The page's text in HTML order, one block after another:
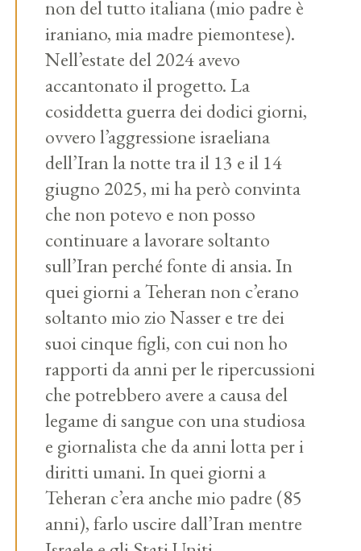
non del tutto italiana (mio padre è
iraniano, mia madre piemontese).
Nell’estate del 2024 avevo
accantonato il progetto. La
cosiddetta guerra dei dodici giorni,
ovvero l’aggressione israeliana
dell’Iran la notte tra il 13 e il 14
giugno 2025, mi ha però convinta
che non potevo e non posso
continuare a lavorare soltanto
sull’Iran perché fonte di ansia. In
quei giorni a Teheran non c’erano
soltanto mio zio Nasser e tre dei
suoi cinque figli, con cui non ho
rapporti da anni per le ripercussioni
che potrebbero avere a causa del
legame di sangue con una studiosa
e giornalista che da anni lotta per i
diritti umani. In quei giorni a
Teheran c’era anche mio padre (85
anni), farlo uscire dall’Iran mentre